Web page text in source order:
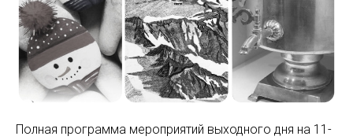
Полная программа мероприятий выходного дня на 11-